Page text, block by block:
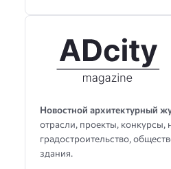
Новостной архитектурный
отрасли, проекты, конкурсы,
градостроительство,
здания.